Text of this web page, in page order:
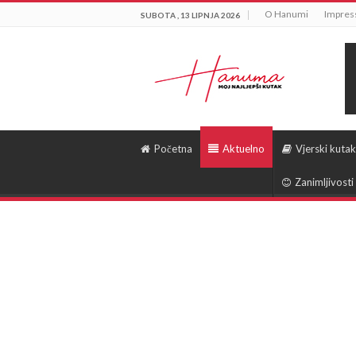
SUBOTA , 13 LIPNJA 2026 O Hanumi
Početna Aktuelno Vjerski kutak
Zanimljivosti